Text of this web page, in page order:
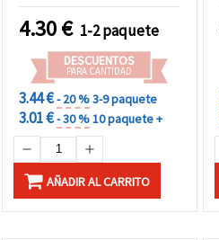
4.30€ 1-2 paquete
DESCUENTOS
PARA CANTIDAD
3.44 €- 20 %3-9 paquete
3.01 €- 30 %10 paquete +
AÑADIR AL CARRITO